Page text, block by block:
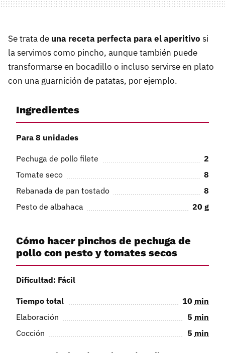
Se trata de una receta perfecta para el aperitivo si
la servimos como pincho, aunque también puede
transformarse en bocadillo o incluso servirse en plato
con una guarnición de patatas, por ejemplo.
Ingredientes
Para 8 unidades
Pechuga de pollo filete
2
Tomate seco
8
Rebanada de pan tostado
8
Pesto de albahaca
20 g
Cómo hacer pinchos de pechuga de
pollo con pesto y tomates secos
Dificultad: Fácil
Tiempo total 10 min
Elaboración
5 min
Cocción
5 min